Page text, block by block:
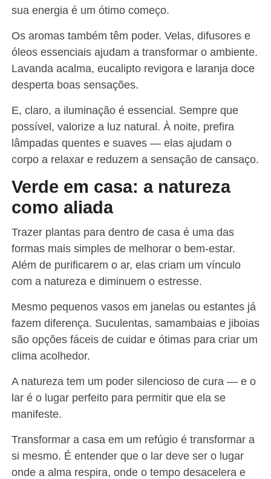
sua energia é um ótimo começo.
Os aromas também têm poder. Velas, difusores e
óleos essenciais ajudam a transformar o ambiente.
Lavanda acalma, eucalipto revigora e laranja doce
desperta boas sensações.
E, claro, a iluminação é essencial. Sempre que
possível, valorize a luz natural. À noite, prefira
lâmpadas quentes e suaves — elas ajudam o
corpo a relaxar e reduzem a sensação de cansaço.
Verde em casa: a natureza
como aliada
Trazer plantas para dentro de casa é uma das
formas mais simples de melhorar o bem-estar.
Além de purificarem o ar, elas criam um vínculo
com a natureza e diminuem o estresse.
Mesmo pequenos vasos em janelas ou estantes já
fazem diferença. Suculentas, samambaias e jiboias
são opções fáceis de cuidar e ótimas para criar um
clima acolhedor.
A natureza tem um poder silencioso de cura — e o
lar é o lugar perfeito para permitir que ela se
manifeste.
Transformar a casa em um refúgio é transformar a
si mesmo. É entender que o lar deve ser o lugar
onde a alma respira, onde o tempo desacelera e